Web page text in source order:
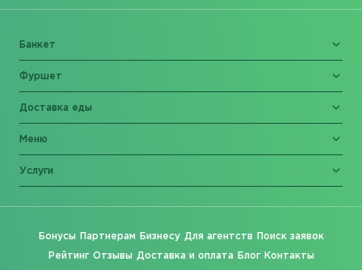
Банкет
Фуршет
Доставка еды
Меню
Услуги
Бонусы Партнерам Бизнесу Для агентств Поиск заявок
Рейтинг Отзывы Доставка и оплата Блог Контакты